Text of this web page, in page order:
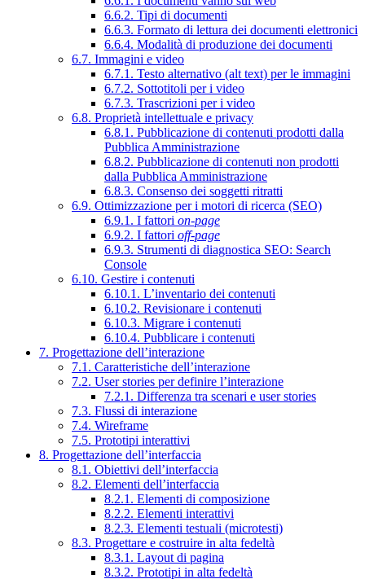
6.6.2. Tipi di documenti
6.6.3. Formato di lettura dei documenti elettronici
6.6.4. Modalità di produzione dei documenti
6.7. Immagini e video
6.7.1. Testo alternativo (alt text) per le immagini
6.7.2. Sottotitoli per i video
6.7.3. Trascrizioni per i video
6.8. Proprietà intellettuale e privacy
6.8.1. Pubblicazione di contenuti prodotti dalla
Pubblica Amministrazione
6.8.2. Pubblicazione di contenuti non prodotti
dalla Pubblica Amministrazione
6.8.3. Consenso dei soggetti ritratti
6.9. Ottimizzazione per i motori di ricerca (SEO)
6.9.1. I fattori on-page
6.9.2. I fattori off-page
6.9.3. Strumenti di diagnostica SEO: Search
Console
6.10. Gestire i contenuti
6.10.1. L’inventario dei contenuti
6.10.2. Revisionare i contenuti
6.10.3. Migrare i contenuti
6.10.4. Pubblicare i contenuti
7. Progettazione dell’interazione
7.1. Caratteristiche dell’interazione
7.2. User stories per definire l’interazione
7.2.1. Differenza tra scenari e user stories
7.3. Flussi di interazione
7.4. Wireframe
7.5. Prototipi interattivi
8. Progettazione dell’interfaccia
8.1. Obiettivi dell’interfaccia
8.2. Elementi dell’interfaccia
8.2.1. Elementi di composizione
8.2.2. Elementi interattivi
8.2.3. Elementi testuali (microtesti)
8.3. Progettare e costruire in alta fedeltà
8.3.1. Layout di pagina
8.3.2. Prototipi in alta fedeltà